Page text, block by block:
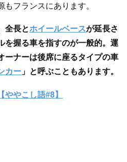
フランスにあります。
全長とホイールベースが延長さ
を握る車を指すのが一般的。運
ーナーは後席に座るタイプの車
カー 」と呼ぶこともあります。
ややこし語#8】